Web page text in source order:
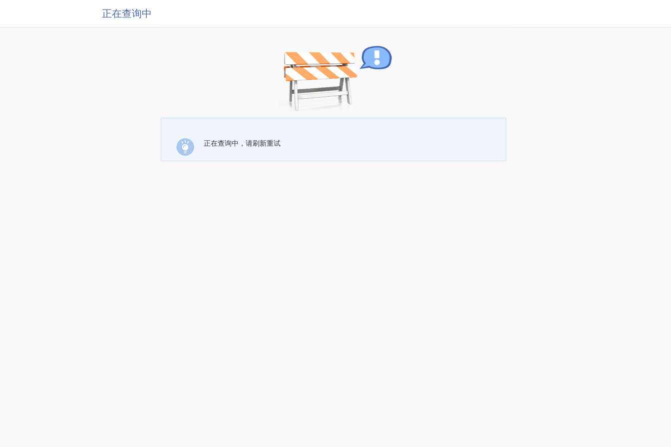
正在查询中
正在查询中，请刷新重试